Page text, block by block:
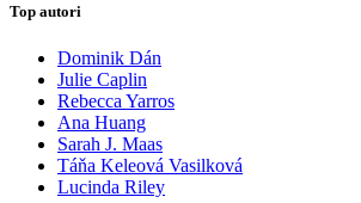
Top autori
Dominik Dán
Julie Caplin
Rebecca Yarros
Ana Huang
Sarah J. Maas
Táňa Keleová Vasilková
Lucinda Riley